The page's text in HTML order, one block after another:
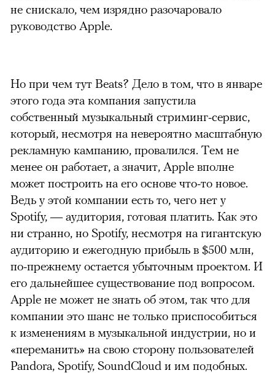
не снискало, чем изрядно разочаровало
руководство Apple.
Но при чем тут Beats? Дело в том, что в январе
этого года эта компания запустила
собственный музыкальный стриминг-сервис,
который, несмотря на невероятно масштабную
рекламную кампанию, провалился. Тем не
менее он работает, а значит, Apple вполне
может построить на его основе что-то новое.
Ведь у этой компании есть то, чего нет у
Spotify, — аудитория, готовая платить. Как это
ни странно, но Spotify, несмотря на гигантскую
аудиторию и ежегодную прибыль в $500 млн,
по-прежнему остается убыточным проектом. И
его дальнейшее существование под вопросом.
Apple не может не знать об этом, так что для
компании это шанс не только приспособиться
к изменениям в музыкальной индустрии, но и
«переманить» на свою сторону пользователей
Pandora, Spotify, SoundCloud и им подобных.